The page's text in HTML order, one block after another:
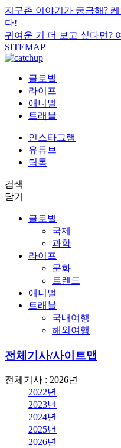
지구촌 이야기가 궁금해?
다!
귀여운 거 더 보고 싶다면?
SITEMAP
글로벌
라이프
애니멀
트래블
인스타그램
유튜브
틱톡
검색
닫기
글로벌
국제
과학
라이프
문화
트렌드
애니멀
트래블
국내여행
해외여행
전체기사/사이트맵
전체기사 : 2026년
2022년
2023년
2024년
2025년
2026년